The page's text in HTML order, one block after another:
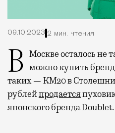
09.10.2023 2 мин. чтения
В Москве осталось не так много магазинов, где можно купить
таких — КМ20 в
рублейпродается
японского бренда Doublet.